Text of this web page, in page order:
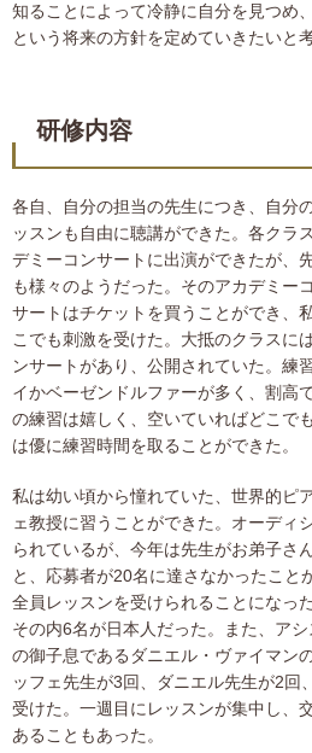
知ることによって冷静に自分を見つめ
という将来の方針を定めていきたいと考
研修内容
各自、自分の担当の先生につき、自分
ッスンも自由に聴講ができた。各クラ
デミーコンサートに出演ができたが、
も様々のようだった。そのアカデミー
サートはチケットを買うことができ、
こでも刺激を受けた。大抵のクラスに
ンサートがあり、公開されていた。練
イかベーゼンドルファーが多く、割高
の練習は嬉しく、空いていればどこで
は優に練習時間を取ることができた。
私は幼い頃から憧れていた、世界的ピ
ェ教授に習うことができた。オーディ
られているが、今年は先生がお弟子さ
と、応募者が20名に達さなかったこと
全員レッスンを受けられることになっ
その内6名が日本人だった。また、ア
の御子息であるダニエル・ヴァイマン
ッフェ先生が3回、ダニエル先生が2回
受けた。一週目にレッスンが集中し、
あることもあった。